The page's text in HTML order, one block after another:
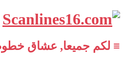
≡ لكم جميعا, عشاق